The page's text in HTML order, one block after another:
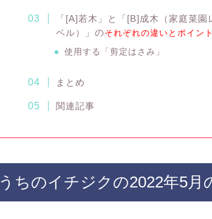
「[A]若木」と「[B]成木（家庭菜
ベル）」のそれぞれの違いとポイント
使用する「剪定はさみ」
まとめ
関連記事
うちのイチジクの2022年5月